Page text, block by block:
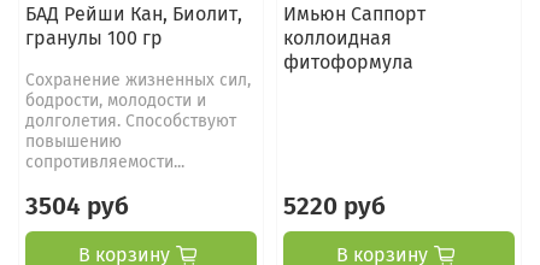
БАД Рейши Кан, Биолит,
гранулы 100 гр
Сохранение жизненных сил,
бодрости, молодости и
долголетия. Способствуют
повышению
сопротивляемости...
3504 руб
В корзину
Имьюн Саппорт
коллоидная
фитоформула
5220 руб
В корзину